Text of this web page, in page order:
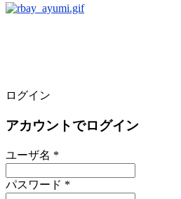
ログイン
アカウントでログイン
ユーザ名 *
パスワード *